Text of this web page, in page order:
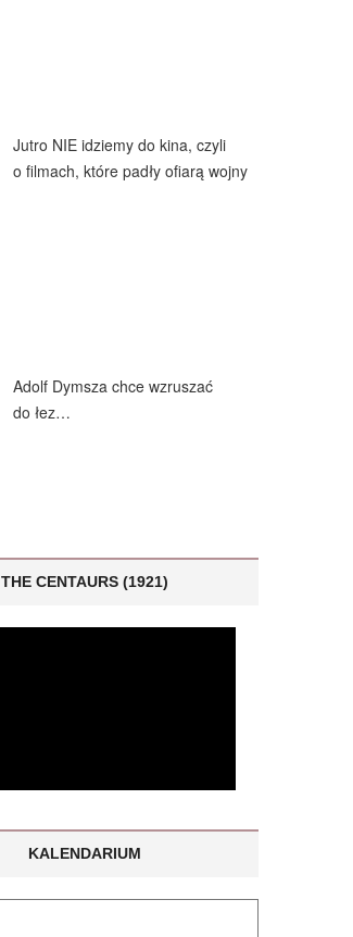
Jutro NIE idziemy do kina, czyli
o filmach, które padły ofiarą wojny
Adolf Dymsza chce wzruszać
do łez…
THE CENTAURS (1921)
KALENDARIUM